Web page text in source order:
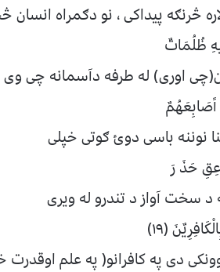
څرنګه پیداکی ، نو دګمراه
ظُلُمَاتٌ
اوری) له طرفه دآسمانه چی وی
نوننه باسی دوئ ګوتی خپلی
حَذَ رَ
د سخت آواز د تندرو له ویری
(۱۹)
دی په کافرانو( په علم اوقدرت